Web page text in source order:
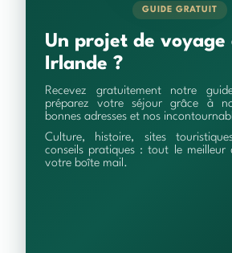
GUIDE GRATUIT
Un projet de voyage
Irlande ?
Recevez gratuitement notre
préparez votre séjour grâce à
bonnes adresses et nos
Culture, histoire, sites
conseils pratiques : tout le meilleur
votre boîte mail.